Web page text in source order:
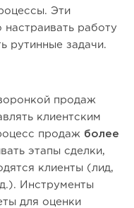
Эти
работу
рутинные задачи.
продаж
клиентским
продаж более
этапы сделки,
клиенты (лид,
Инструменты
для оценки